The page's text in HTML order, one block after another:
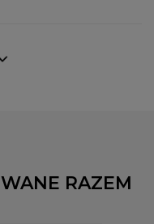
RAZEM